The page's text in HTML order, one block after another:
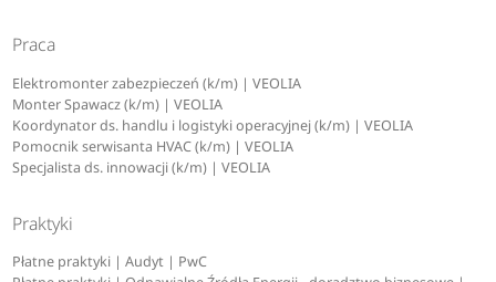
Praca
Elektromonter zabezpieczeń (k/m) | VEOLIA
Monter Spawacz (k/m) | VEOLIA
Koordynator ds. handlu i logistyki operacyjnej (k/m) | VEOLIA
Pomocnik serwisanta HVAC (k/m) | VEOLIA
Specjalista ds. innowacji (k/m) | VEOLIA
Praktyki
Płatne praktyki | Audyt | PwC